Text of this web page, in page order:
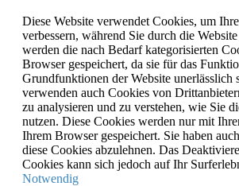
Diese Website verwendet Cookies, um
verbessern, während Sie durch die
werden die nach Bedarf kategorisierten
Browser gespeichert, da sie für das
Grundfunktionen der Website unerlässlich
verwenden auch Cookies von
zu analysieren und zu verstehen, wie Sie
nutzen. Diese Cookies werden nur mit
Ihrem Browser gespeichert. Sie haben
diese Cookies abzulehnen. Das
Cookies kann sich jedoch auf Ihr
Notwendig